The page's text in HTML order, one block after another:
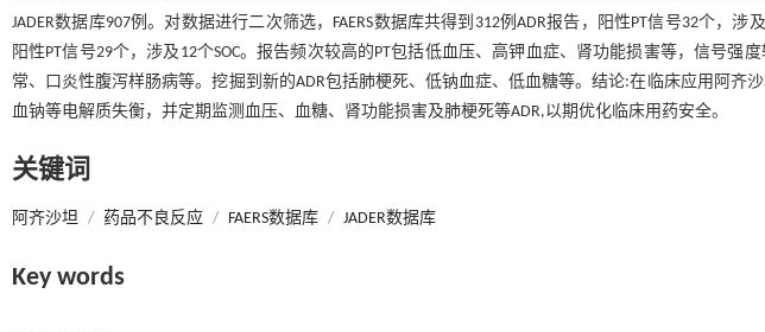
JADER数据库907例。对数据进行二次筛选，FAERS数据库共得到312例ADR报告，阳性PT信号32个，涉及
阳性PT信号29个，涉及12个SOC。报告频次较高的PT包括低血压、高钾血症、肾功能损害等，信号强
常、口炎性腹泻样肠病等。挖掘到新的ADR包括肺梗死、低钠血症、低血糖等。结论:在临床应用阿齐
血钠等电解质失衡，并定期监测血压、血糖、肾功能损害及肺梗死等ADR,以期优化临床用药安全。
关键词
阿齐沙坦 / 药品不良反应 / FAERS数据库 / JADER数据库
Key words